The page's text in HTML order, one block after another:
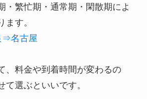
・繁忙期・通常期・閑散期によ
ます。
⇒名古屋
、料金や到着時間が変わるの
て選ぶといいです。